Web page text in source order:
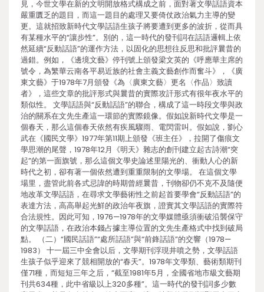
見，今世文學在新的文明開放格式構成之前，面對著文學話語資本
嚴重匱乏的題目，而這一題目的處理又要倚仗政治氣力主導的變
更。這就招致新時代文學話語生孩子將要遭到更多的波折，從而具
有某種水平的“讓步性”。別的，這一時代的發刊詞在話語邏輯上依
然延續“反動話語”的運作方法，以固化的思想往反思和批評曩昔的
過錯。例如，《邊境文藝》停刊號上頒發梁文英的《呼應華主席的
號令，為繁華云南各平易近族的社會主義文藝創作而奮斗》，《廣
東文藝》于1978年7月頒發《為〈廣東文藝〉更名〈作品〉致讀
者》，這些文章的批評形式與曩昔的實際攻訐形式有很年夜水平的
類似性。 文學話語與“反動話語”的聯合，構成了這一時段文學與政
治的關系在文先生產這一環節的實際鏡像。假如說新時代文學是一
個春天，那么這個春天依然有疾風驟雨、電閃雷叫。假如說，劉心
武在《國民文學》1977年第11期上頒發《班主任》，拉開了傷痕文
學思潮的尾聲，1978年12月《明天》雜志的創刊建立起古詩潮“突
起”的第一面旗號，那么這個文學史論述里陽光的、衝動人心的新
時代之初，卻有著一個依然遭到重重限制的文學場。 在這個文學
場里，盡管此前各式忌諱的時期曾經曩昔，刊物卻仍不克不及隨便
地改革文學話語，在尋求文學藝術性之前起首要學會“反動話語”的
表達方法，高高舉起光鮮的政治年夜旗，證實其文學話語的實際符
合法規性。因此可知，1976—1978年的文學媒體亟須衝破沿襲保守
的文學話語，在政治本錢占據主導位置的文先生產格式中找到破局
點。 （二）“國民話語”“處所話語”與“前鋒話語”的交響（1978—
1983） 十一屆三中全會以后，文學期刊浮現井噴之勢，文學話語
生孩子似乎迎來了競相開放的“春天”。1978年文學類、藝術類期刊
僅71種，而短短三年之后，“截至1981年5月，全國省地市級文藝期
刊共634種，此中省級以上320多種”。這一時代的發刊詞多少數